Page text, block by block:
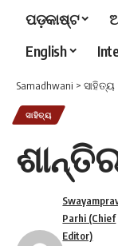
ପଡ଼କାଷ୍ଟ
English
Samadhwani > ସାହିତ୍ୟ
ସାହିତ୍ୟ
Parhi (Chief
Editor)